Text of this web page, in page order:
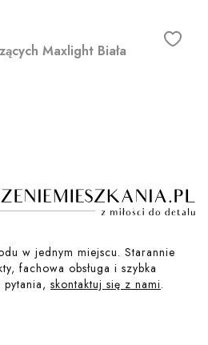
Maxlight Biała
w jednym miejscu. Starannie
fachowa obsługa i szybka
pytania, skontaktuj się z nami.